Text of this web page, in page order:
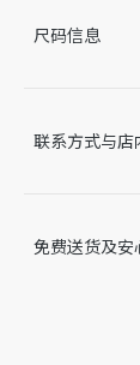
后侧无盖暗
无里料
在色差、尺码
尺码信息
联系方式与店
免费送货及安